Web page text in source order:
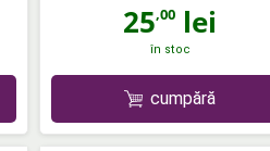
25,00 lei
în stoc
cumpără